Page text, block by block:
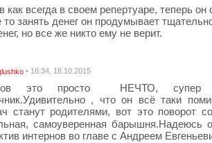
как всегда в своем репертуаре, теперь он
то занять денег он продумывает
но все же никто ему не верит.
• 16:34, 18.10.2015
это просто НЕЧТО, супер
, что он всё таки
станут родителями, вот это поворот
самоуверенная барышня.Надеюсь
интернов во главе с Андреем